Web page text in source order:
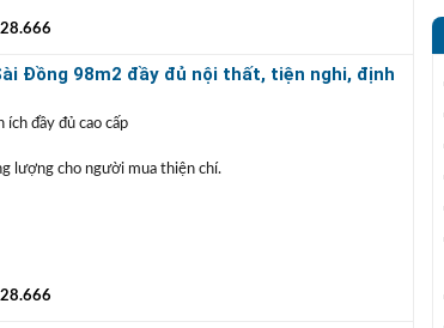
666
bán ký gửi nhà đất, hỗ trợ thủ tục pháp lý, vay vốn
Đồng 98m2 đầy đủ nội thất, tiện nghi, định
đầy đủ cao cấp
lượng cho người mua thiện chí.
ngữ, chợ bán kính chỉ 200m. Rất phù hợp
tiền hàng tháng.
sản